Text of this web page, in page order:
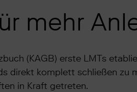
mehr
(KAGB) erste LMTs
direkt komplett schließen zu
in Kraft getreten.